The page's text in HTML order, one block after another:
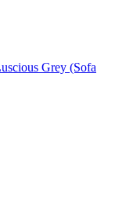
Grey (Sofa